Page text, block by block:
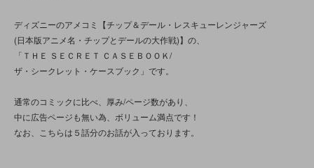
ディズニーのアメコミ【チップ＆デール・レスキューレンジャーズ
(日本版アニメ名・チップとデールの大作戦)】の、
「ＴＨＥ ＳＥＣＲＥＴ ＣＡＳＥＢＯＯＫ/
ザ・シークレット・ケースブック」です。
通常のコミックに比べ、厚み/ページ数があり、
中に広告ページも無い為、ボリューム満点です！
なお、こちらは５話分のお話が入っております。